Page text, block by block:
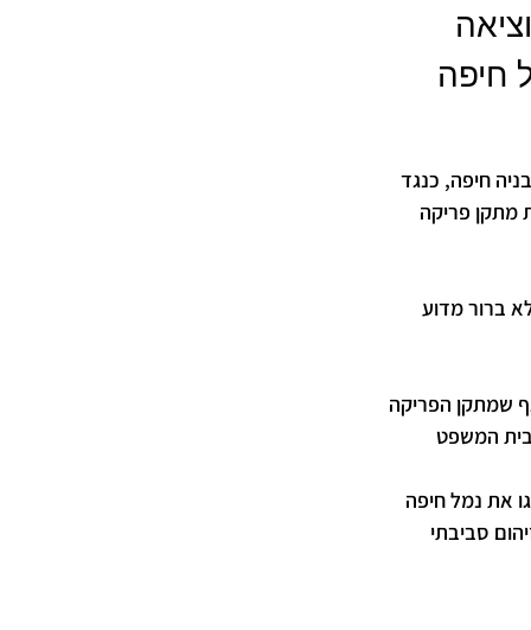
חיפה
חיפה, כנגד
מתקן פריקה
ברור מדוע
שמתקן הפריקה
בית המשפט
את נמל חיפה
סביבתי